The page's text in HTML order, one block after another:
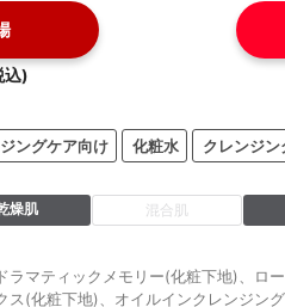
込)
ングケア向け 化粧水 クレンジン
燥肌 混合肌
ドラマティックメモリー(化粧下地)、ロ
ス(化粧下地)、オイルインクレンジン